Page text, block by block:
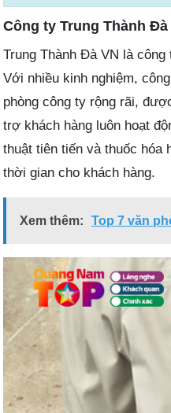
Công ty Trung Thành Đà
Trung Thành Đà VN là
Với nhiều kinh nghiệm,
phòng công ty rộng rãi,
trợ khách hàng luôn hoạt
thuật tiên tiến và thuốc hóa
thời gian cho khách hàng.
Xem thêm: Top 7 văn